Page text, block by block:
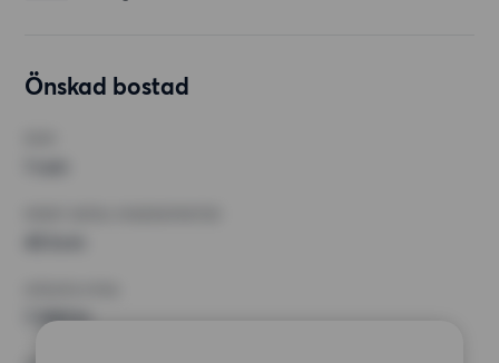
Önskad bostad
7 500 kr